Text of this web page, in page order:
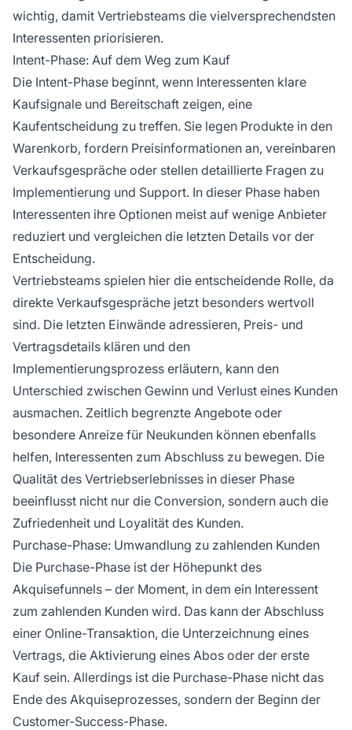
wichtig, damit Vertriebsteams die vielversprechendsten
Interessenten priorisieren.
Intent-Phase: Auf dem Weg zum Kauf
Die Intent-Phase beginnt, wenn Interessenten klare
Kaufsignale und Bereitschaft zeigen, eine
Kaufentscheidung zu treffen. Sie legen Produkte in den
Warenkorb, fordern Preisinformationen an, vereinbaren
Verkaufsgespräche oder stellen detaillierte Fragen zu
Implementierung und Support. In dieser Phase haben
Interessenten ihre Optionen meist auf wenige Anbieter
reduziert und vergleichen die letzten Details vor der
Entscheidung.
Vertriebsteams spielen hier die entscheidende Rolle, da
direkte Verkaufsgespräche jetzt besonders wertvoll
sind. Die letzten Einwände adressieren, Preis- und
Vertragsdetails klären und den
Implementierungsprozess erläutern, kann den
Unterschied zwischen Gewinn und Verlust eines Kunden
ausmachen. Zeitlich begrenzte Angebote oder
besondere Anreize für Neukunden können ebenfalls
helfen, Interessenten zum Abschluss zu bewegen. Die
Qualität des Vertriebserlebnisses in dieser Phase
beeinflusst nicht nur die Conversion, sondern auch die
Zufriedenheit und Loyalität des Kunden.
Purchase-Phase: Umwandlung zu zahlenden Kunden
Die Purchase-Phase ist der Höhepunkt des
Akquisefunnels – der Moment, in dem ein Interessent
zum zahlenden Kunden wird. Das kann der Abschluss
einer Online-Transaktion, die Unterzeichnung eines
Vertrags, die Aktivierung eines Abos oder der erste
Kauf sein. Allerdings ist die Purchase-Phase nicht das
Ende des Akquiseprozesses, sondern der Beginn der
Customer-Success-Phase.